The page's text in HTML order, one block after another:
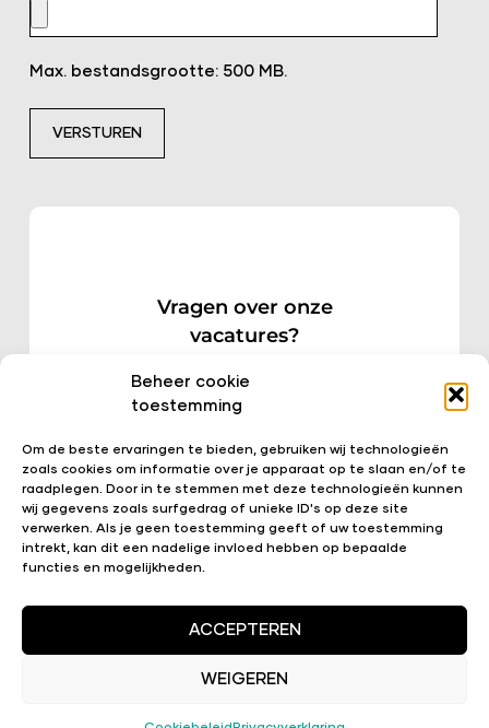
Beheer cookie
toestemming
Om de beste ervaringen te bieden, gebruiken wij technologieën
zoals cookies om informatie over je apparaat op te slaan en/of te
raadplegen. Door in te stemmen met deze technologieën kunnen
wij gegevens zoals surfgedrag of unieke ID's op deze site
verwerken. Als je geen toestemming geeft of uw toestemming
intrekt, kan dit een nadelige invloed hebben op bepaalde
functies en mogelijkheden.
ACCEPTEREN
WEIGEREN
Max. bestandsgrootte: 500 MB.
Vragen over onze
vacatures?
Neem gerust contact met ons
op.